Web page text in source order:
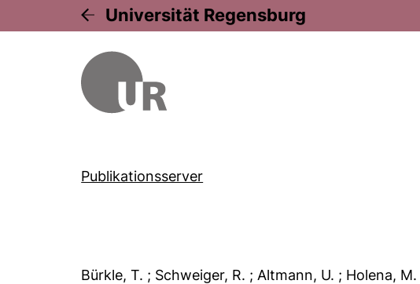
Universität Regensburg
Publikationsserver
Bürkle, T. ; Schweiger, R. ; Altmann, U. ; Holena, M.